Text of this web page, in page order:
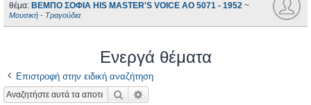
θέμα: ΒΕΜΠΟ ΣΟΦΙΑ HIS MASTER'S VOICE AO 5071 - 1952 ~
Μουσική - Τραγούδια
Ενεργά θέματα
Επιστροφή στην ειδική αναζήτηση
Αναζήτηση